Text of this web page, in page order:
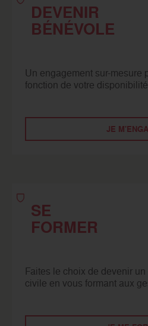
DEVENIR
BÉNÉVOLE
Un engagement sur-mesure
fonction de votre
JE
SE
FORMER
Faites le choix de devenir
civile en vous formant aux